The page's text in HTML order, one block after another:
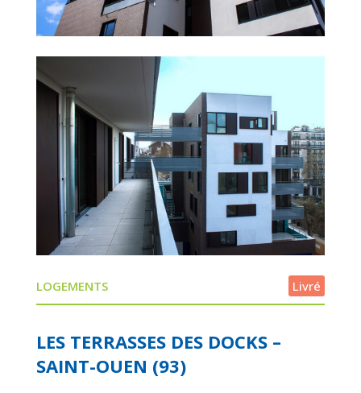
LOGEMENTS Livré
LES TERRASSES DES DOCKS –
SAINT-OUEN (93)